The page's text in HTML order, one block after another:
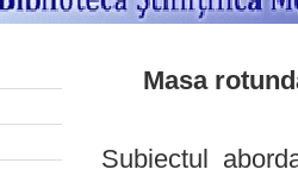
Masa
Subiectul